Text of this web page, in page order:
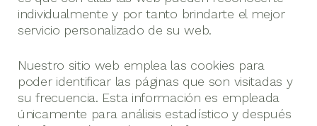
individualmente y por tanto brindarte el mejor
servicio personalizado de su web.
Nuestro sitio web emplea las cookies para
poder identificar las páginas que son visitadas y
su frecuencia. Esta información es empleada
únicamente para análisis estadístico y después